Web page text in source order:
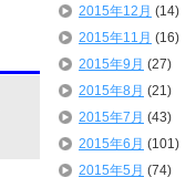
2015年12月 (14)
2015年11月 (16)
2015年9月 (27)
2015年8月 (21)
2015年7月 (43)
2015年6月 (101)
2015年5月 (74)